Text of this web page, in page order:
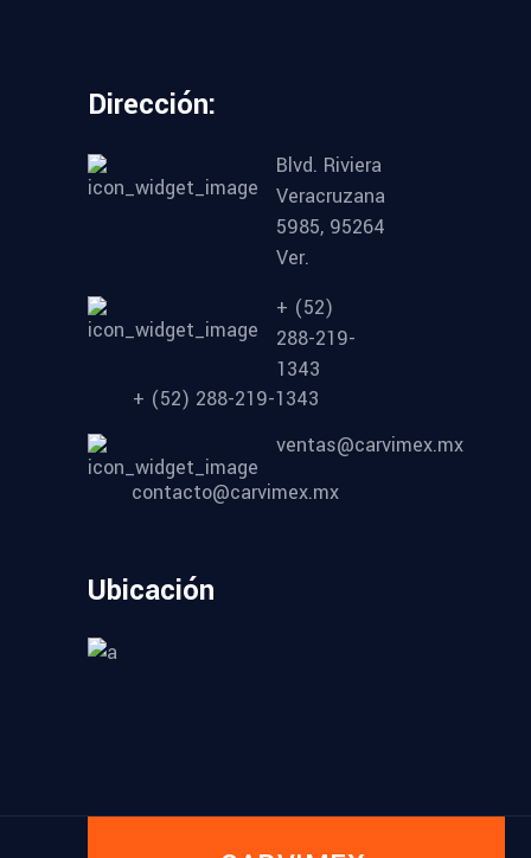
Dirección:
Blvd. Riviera
Veracruzana
5985, 95264
Ver.
+ (52)
288-219-
1343
+ (52) 288-219-1343
ventas@carvimex.mx
contacto@carvimex.mx
Ubicación